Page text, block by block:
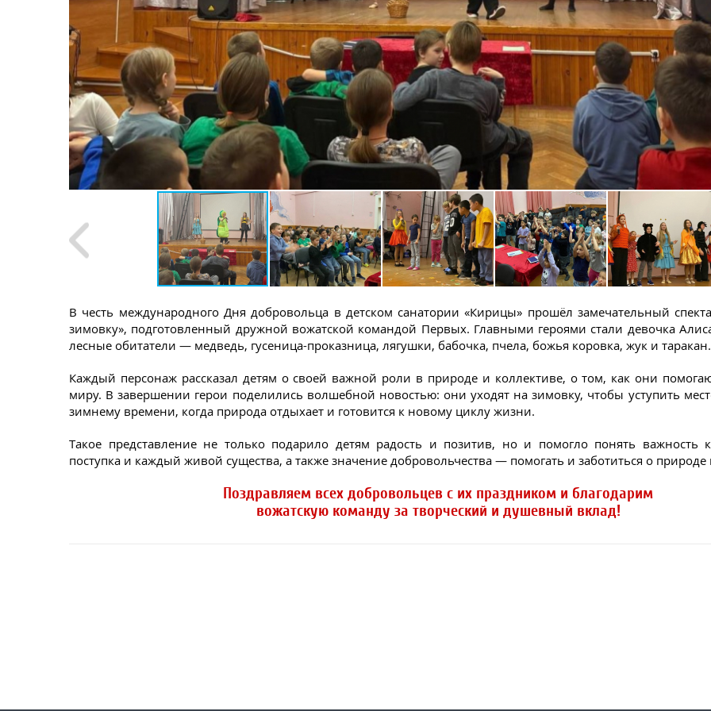
В честь международного Дня добровольца в детском санатории «Кирицы» прошёл замечательный
зимовку», подготовленный дружной вожатской командой Первых. Главными героями стали девочка
лесные обитатели — медведь, гусеница-проказница, лягушки, бабочка, пчела, божья коровка, жук и таракан.
Каждый персонаж рассказал детям о своей важной роли в природе и коллективе, о том, как они
миру. В завершении герои поделились волшебной новостью: они уходят на зимовку, чтобы уступить
зимнему времени, когда природа отдыхает и готовится к новому циклу жизни.
Такое представление не только подарило детям радость и позитив, но и помогло понять важность
поступка и каждый живой существа, а также значение добровольчества — помогать и заботиться о
Поздравляем всех добровольцев с их праздником и благодарим
вожатскую команду за творческий и душевный вклад!